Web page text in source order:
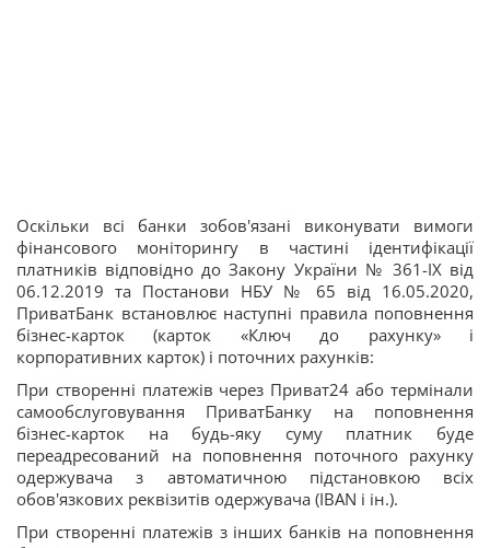
Оскільки всі банки зобов'язані виконувати вимоги
фінансового моніторингу в частині ідентифікації
платників відповідно до Закону України № 361-IX від
06.12.2019 та Постанови НБУ № 65 від 16.05.2020,
ПриватБанк встановлює наступні правила поповнення
бізнес-карток (карток «Ключ до рахунку» і
корпоративних карток) і поточних рахунків:
При створенні платежів через Приват24 або термінали
самообслуговування ПриватБанку на поповнення
бізнес-карток на будь-яку суму платник буде
переадресований на поповнення поточного рахунку
одержувача з автоматичною підстановкою всіх
обов'язкових реквізитів одержувача (IBAN і ін.).
При створенні платежів з інших банків на поповнення